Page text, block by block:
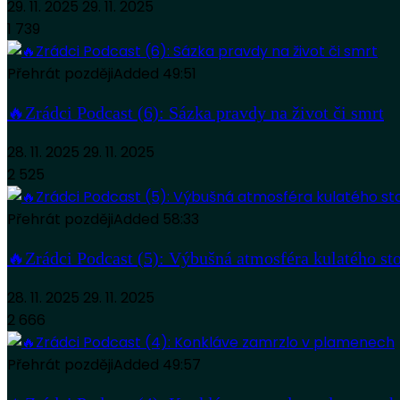
29. 11. 2025 29. 11. 2025
1 739
Přehrát pozdějiAdded 49:51
🔥Zrádci Podcast (6): Sázka pravdy na život či smrt
28. 11. 2025 29. 11. 2025
2 525
Přehrát pozdějiAdded 58:33
🔥Zrádci Podcast (5): Výbušná atmosféra kulatého
28. 11. 2025 29. 11. 2025
2 666
Přehrát pozdějiAdded 49:57